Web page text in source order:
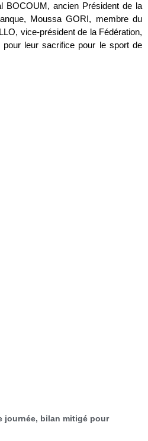
BOCOUM, ancien Président de la
Moussa GORI, membre du
vice-président de la Fédération,
leur sacrifice pour le sport de
journée, bilan mitigé pour